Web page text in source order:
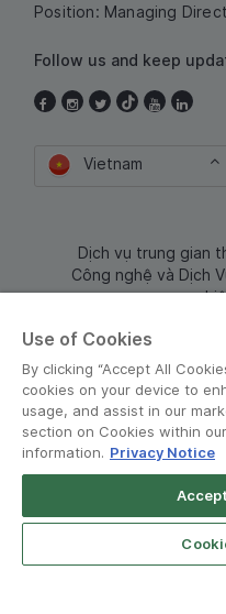
Position: Managing
Follow us and keep
Vietnam
Dịch vụ trung gian
Công nghệ và Dịch
© Grab
Use of Cookies
By clicking “Accept All
cookies on your device to
usage, and assist in our
section on Cookies within
information. Privacy Notice